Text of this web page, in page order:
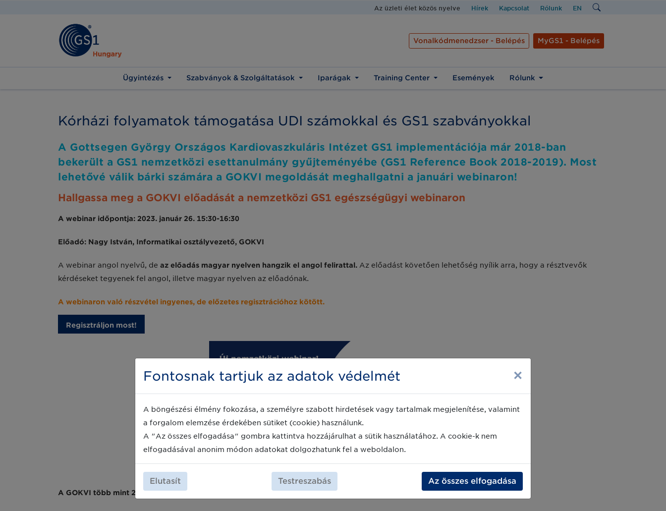
Az üzleti élet közös nyelve Hírek Kapcsolat Rólunk EN
Vonalkódmenedzser - Belépés MyGS1 - Belépés
Ügyintézés Szabványok & Szolgáltatások Iparágak Training Center Események Rólunk
Kórházi folyamatok támogatása UDI számokkal és GS1 szabványokkal
A Gottsegen György Országos Kardiovaszkuláris Intézet GS1 implementációja már 2018-ban
bekerült a GS1 nemzetközi esettanulmány gyűjteményébe (GS1 Reference Book 2018-2019). Most
lehetővé válik bárki számára a GOKVI megoldását meghallgatni a januári webinaron!
Hallgassa meg a GOKVI előadását a nemzetközi GS1 egészségügyi webinaron
A webinar időpontja: 2023. január 26. 15:30-16:30
Előadó: Nagy István, Informatikai osztályvezető, GOKVI
A webinar angol nyelvű, de az előadás magyar nyelven hangzik el angol felirattal. Az előadást követően lehetőség nyílik arra, hogy a résztvevők
kérdéseket tegyenek fel angol, illetve magyar nyelven az előadónak.
A webinaron való részvétel ingyenes, de előzetes regisztrációhoz kötött.
Regisztráljon most!
A GOKVI több mint 20 éve alkalmazza a GS1 szabványokat.
Fontosnak tartjuk az adatok védelmét ×
A böngészési élmény fokozása, a személyre szabott hirdetések vagy tartalmak megjelenítése, valamint
a forgalom elemzése érdekében sütiket (cookie) használunk.
A "Az összes elfogadása" gombra kattintva hozzájárulhat a sütik használatához. A cookie-k nem
elfogadásával anonim módon adatokat dolgozhatunk fel a weboldalon.
Elutasít Testreszabás Az összes elfogadása